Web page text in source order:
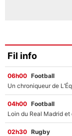
Fil info
06h00 Football
04h00 Football
02h30 Rugby